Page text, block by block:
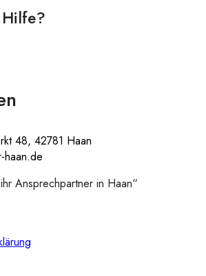
48, 42781 Haan
haan.de
Ansprechpartner in Haan“